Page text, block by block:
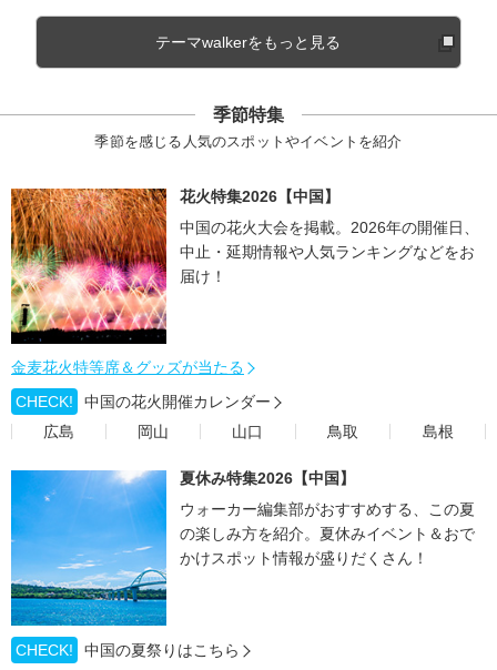
テーマwalkerをもっと見る
季節特集
季節を感じる人気のスポットやイベントを紹介
花火特集2026【中国】
中国の花火大会を掲載。2026年の開催日、
中止・延期情報や人気ランキングなどをお
届け！
金麦花火特等席＆グッズが当たる
CHECK!
中国の花火開催カレンダー
広島
岡山 山口 鳥取 島根
夏休み特集2026【中国】
ウォーカー編集部がおすすめする、この夏
の楽しみ方を紹介。夏休みイベント＆おで
かけスポット情報が盛りだくさん！
CHECK!
中国の夏祭りはこちら